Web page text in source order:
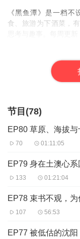
《黑鱼潭》是一档
食、旅游为下酒菜，
节目(78)
70 01:11:05
133 01:21:04
107 56:53